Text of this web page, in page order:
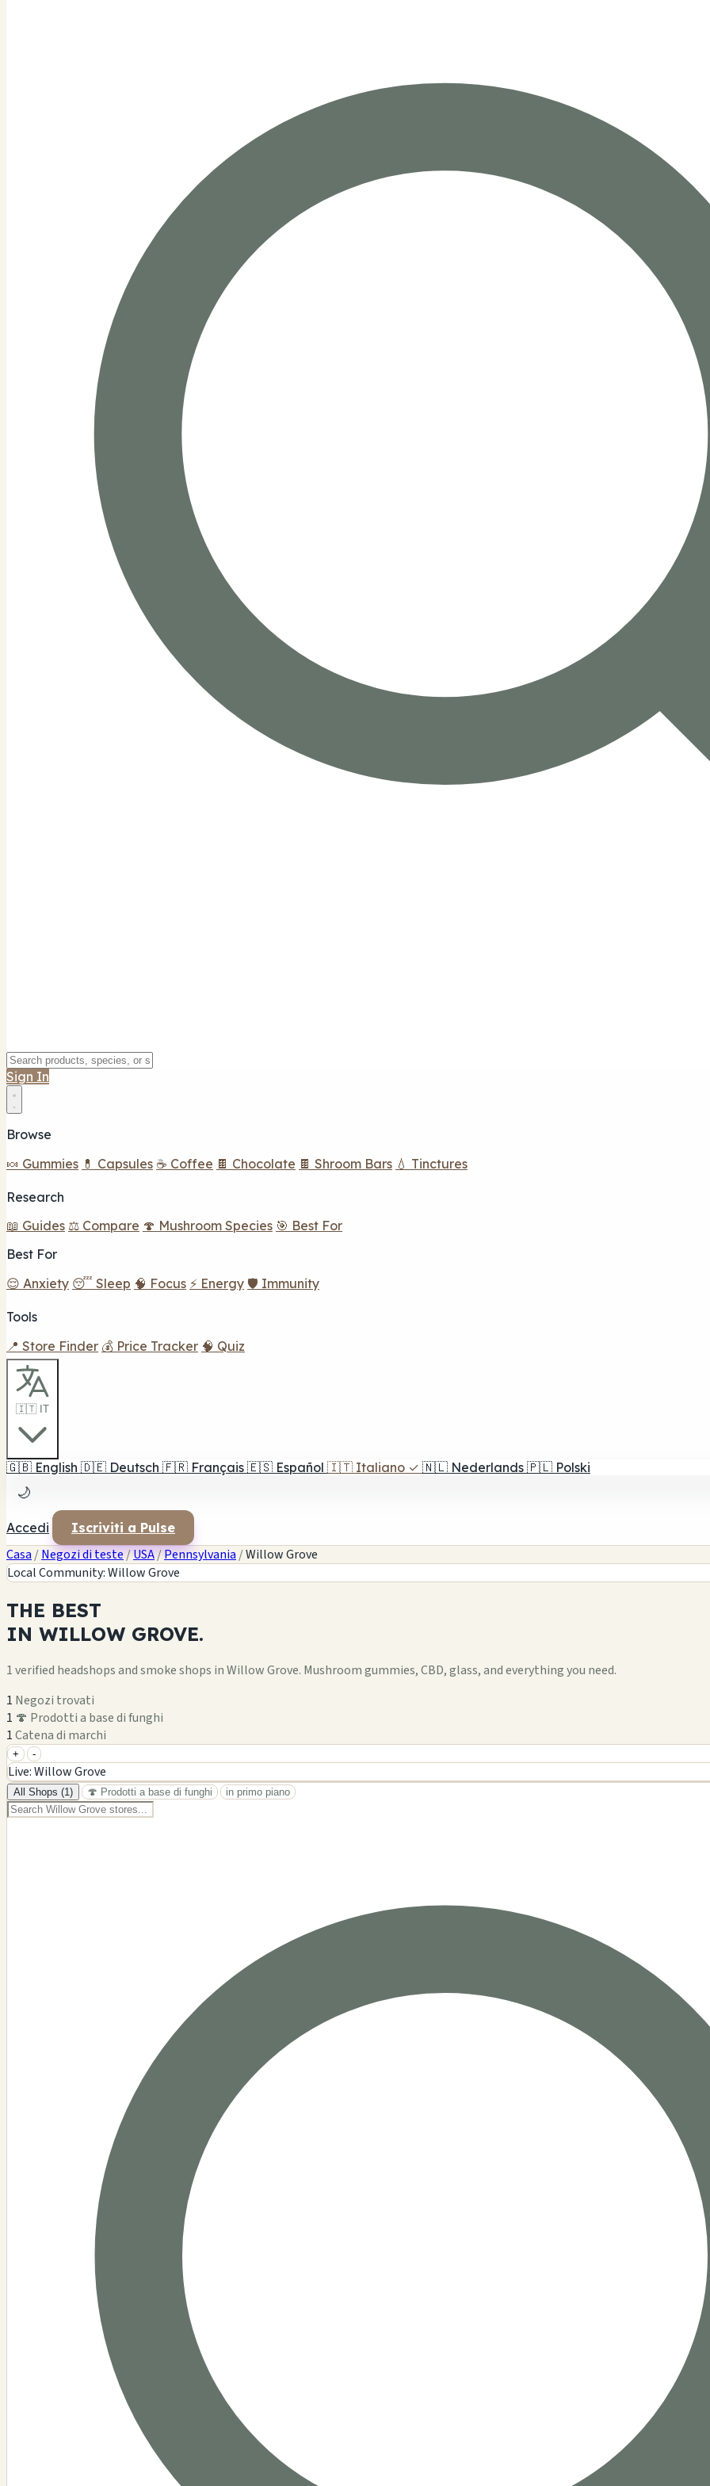
Sign In
Browse
🍬 Gummies 💊 Capsules ☕ Coffee 🍫 Chocolate 🍫 Shroom Bars 💧 Tinctures
Research
📖 Guides ⚖️ Compare 🍄 Mushroom Species 🎯 Best For
Best For
😌 Anxiety 😴 Sleep 🧠 Focus ⚡ Energy 🛡️ Immunity
Tools
📍 Store Finder 💰 Price Tracker 🧠 Quiz
🇮🇹 IT
🇬🇧 English 🇩🇪 Deutsch 🇫🇷 Français 🇪🇸 Español 🇮🇹 Italiano ✓ 🇳🇱 Nederlands 🇵🇱 Polski
🌙
Accedi Iscriviti a Pulse
Casa /Negozi di teste/USA/Pennsylvania /Willow Grove
Local Community: Willow Grove
THE BEST
IN WILLOW GROVE.
1 verified headshops and smoke shops in Willow Grove. Mushroom gummies, CBD, glass, and everything you need.
1 Negozi trovati
1 🍄 Prodotti a base di funghi
1Catena di marchi
+
−
+ -
Live: Willow Grove
All Shops (1) 🍄 Prodotti a base di funghi in primo piano